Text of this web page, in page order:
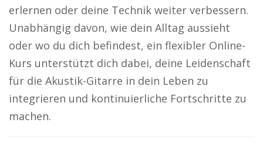
erlernen oder deine Technik weiter verbessern.
Unabhängig davon, wie dein Alltag aussieht
oder wo du dich befindest, ein flexibler Online-
Kurs unterstützt dich dabei, deine Leidenschaft
für die Akustik-Gitarre in dein Leben zu
integrieren und kontinuierliche Fortschritte zu
machen.